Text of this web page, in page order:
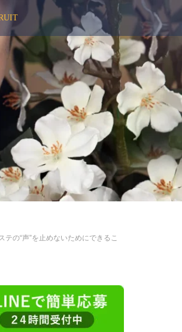
の“声”を止めないためにできるこ